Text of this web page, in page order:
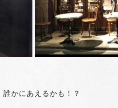
かにあえるかも！？